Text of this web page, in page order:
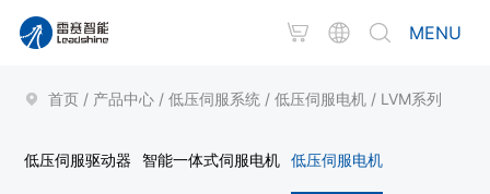
MENU
首页 / 产品中心 / 低压伺服系统 / 低压伺服电机 / LVM系列
低压伺服驱动器 智能一体式伺服电机 低压伺服电机